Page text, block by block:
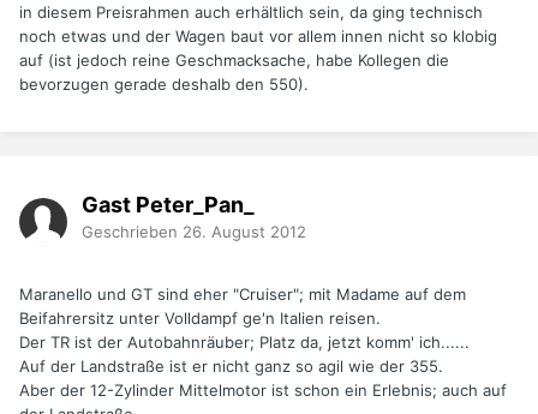
in diesem Preisrahmen auch erhältlich sein, da ging technisch
noch etwas und der Wagen baut vor allem innen nicht so klobig
auf (ist jedoch reine Geschmacksache, habe Kollegen die
bevorzugen gerade deshalb den 550).
Gast Peter_Pan_
Geschrieben 26. August 2012
Maranello und GT sind eher "Cruiser"; mit Madame auf dem
Beifahrersitz unter Volldampf ge'n Italien reisen.
Der TR ist der Autobahnräuber; Platz da, jetzt komm' ich......
Auf der Landstraße ist er nicht ganz so agil wie der 355.
Aber der 12-Zylinder Mittelmotor ist schon ein Erlebnis; auch auf